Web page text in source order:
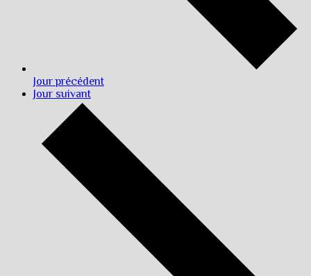
Jour précédent
Jour suivant